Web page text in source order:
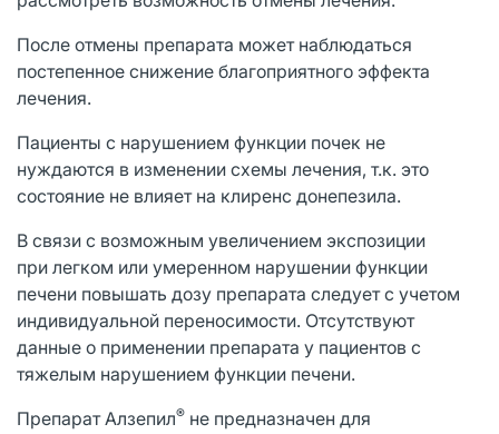
После отмены препарата может наблюдаться
постепенное снижение благоприятного эффекта
лечения.
Пациенты с нарушением функции почек не
нуждаются в изменении схемы лечения, т.к. это
состояние не влияет на клиренс донепезила.
В связи с возможным увеличением экспозиции
при легком или умеренном нарушении функции
печени повышать дозу препарата следует с учетом
индивидуальной переносимости. Отсутствуют
данные о применении препарата у пациентов с
тяжелым нарушением функции печени.
Препарат Алзепил® не предназначен для